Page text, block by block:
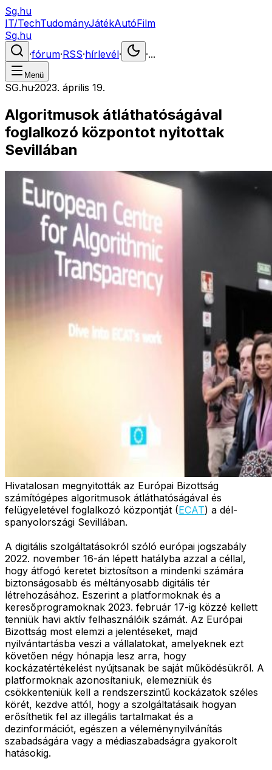
Sg.hu
IT/TechTudományJátékAutóFilm
Sg.hu
·fórum·RSS·hírlevél· ·...
Menü
SG.hu·2023. április 19.
Algoritmusok átláthatóságával
foglalkozó központot nyitottak
Sevillában
Hivatalosan megnyitották az Európai Bizottság
számítógépes algoritmusok átláthatóságával és
felügyeletével foglalkozó központját (ECAT) a dél-
spanyolországi Sevillában.
A digitális szolgáltatásokról szóló európai jogszabály
2022. november 16-án lépett hatályba azzal a céllal,
hogy átfogó keretet biztosítson a mindenki számára
biztonságosabb és méltányosabb digitális tér
létrehozásához. Eszerint a platformoknak és a
keresőprogramoknak 2023. február 17-ig közzé kellett
tenniük havi aktív felhasználóik számát. Az Európai
Bizottság most elemzi a jelentéseket, majd
nyilvántartásba veszi a vállalatokat, amelyeknek ezt
követően négy hónapja lesz arra, hogy
kockázatértékelést nyújtsanak be saját működésükről. A
platformoknak azonosítaniuk, elemezniük és
csökkenteniük kell a rendszerszintű kockázatok széles
körét, kezdve attól, hogy a szolgáltatásaik hogyan
erősíthetik fel az illegális tartalmakat és a
dezinformációt, egészen a véleménynyilvánítás
szabadságára vagy a médiaszabadságra gyakorolt
hatásokig.